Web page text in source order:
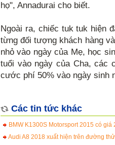
họ", Annadurai cho biết.
Ngoài ra, chiếc tuk tuk hiện
từng đối tượng khách hàng
nhỏ vào ngày của Mẹ, học
tuổi vào ngày của Cha, các
cước phí 50% vào ngày sinh
Các tin tức khác
BMW K1300S Motorsport 2015 có
Audi A8 2018 xuất hiện trên đường thử